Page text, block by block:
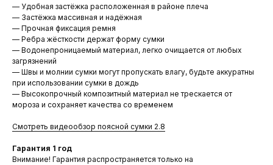
— Удобная застёжка расположенная в районе плеча
— Застёжка массивная и надёжная
— Прочная фиксация ремня
— Ребра жёсткости держат форму сумки
— Водонепроницаемый материал, легко очищается от любых
загрязнений
— Швы и молнии сумки могут пропускать влагу, будьте аккуратны
при использовании сумки в дождь
— Высокопрочный композитный материал не трескается от
мороза и сохраняет качества со временем
Смотреть видеообзор поясной сумки 2.8
Гарантия 1 год
Внимание! Гарантия распространяется только на